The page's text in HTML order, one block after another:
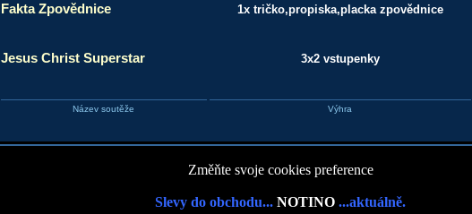
Fakta Zpovědnice 1x tričko,propiska,placka zpovědnice
Jesus Christ Superstar 3x2 vstupenky
Název soutěže Výhra
Změňte svoje cookies preference
Slevy do obchodu... NOTINO ...aktuálně.